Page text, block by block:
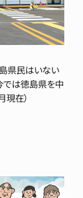
県民はいない
では徳島県を中
在）